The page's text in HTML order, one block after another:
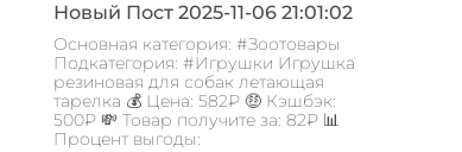
Новый Пост 2025-11-06 21:01:02
Основная категория: #Зоотовары
Подкатегория: #Игрушки Игрушка
резиновая для собак летающая
тарелка 💰 Цена: 582₽ 🤑 Кэшбэк:
500₽ 💸 Товар получите за: 82₽ 📊
Процент выгоды: